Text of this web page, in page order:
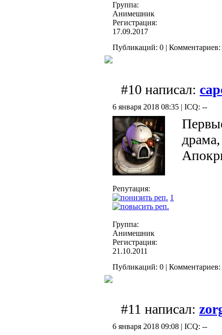
Группа:
Анимешник
Регистрация:
17.09.2017
Публикаций: 0 | Комментариев:
#10 написал:
6 января 2018 08:35 | ICQ: --
Репутация:
1
Группа:
Анимешник
Регистрация:
21.10.2011
Публикаций: 0 | Комментариев:
#11 написал:
6 января 2018 09:08 | ICQ: --